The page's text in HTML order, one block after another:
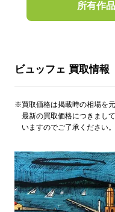
所有作
ビュッフェ 買取情報
※買取価格は掲載時の相場を元
最新の買取価格につきまし
いますのでご了承ください。